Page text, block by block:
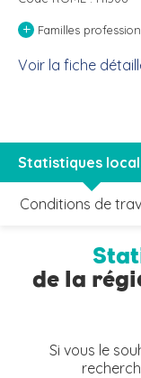
+ Familles
Voir la fiche
Statistiques
Conditions de
de la
Si vous le